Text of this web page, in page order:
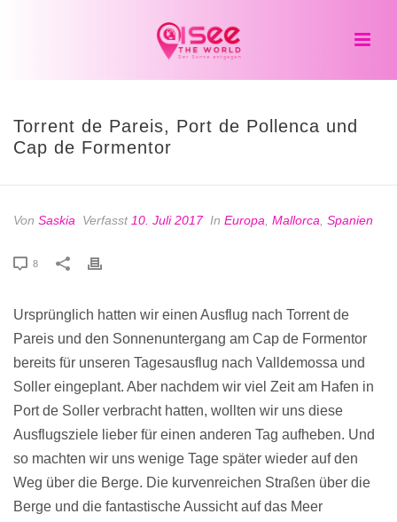
Torrent de Pareis, Port de Pollenca und
Cap de Formentor
Von Saskia Verfasst 10. Juli 2017 In Europa Mallorca Spanien
8
Ursprünglich hatten wir einen Ausflug nach Torrent de
Pareis und den Sonnenuntergang am Cap de Formentor
bereits für unseren Tagesausflug nach Valldemossa und
Soller eingeplant. Aber nachdem wir viel Zeit am Hafen in
Port de Soller verbracht hatten, wollten wir uns diese
Ausflugsziele lieber für einen anderen Tag aufheben. Und
so machten wir uns wenige Tage später wieder auf den
Weg über die Berge. Die kurvenreichen Straßen über die
Berge und die fantastische Aussicht auf das Meer